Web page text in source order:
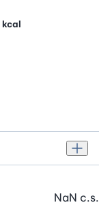
kcal
NaN c.s.